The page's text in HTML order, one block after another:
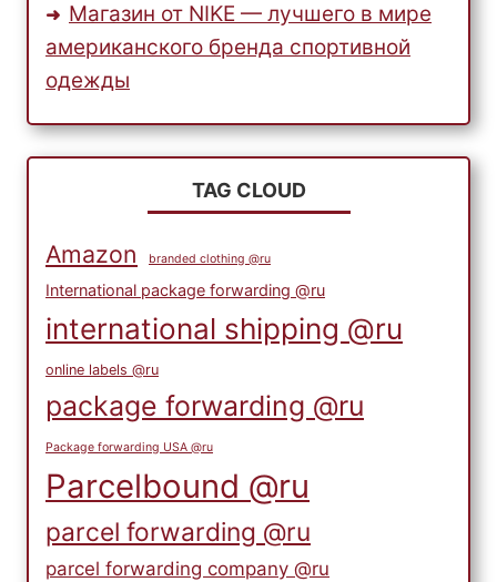
Магазин от NIKE — лучшего в мире
американского бренда спортивной
одежды
TAG CLOUD
Amazon branded clothing @ru
International package forwarding @ru
international shipping @ru
online labels @ru
package forwarding @ru
Package forwarding USA @ru
Parcelbound @ru
parcel forwarding @ru
parcel forwarding company @ru